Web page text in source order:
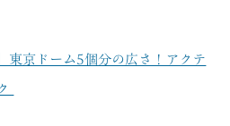
東京ドーム5個分の広さ！アクテ